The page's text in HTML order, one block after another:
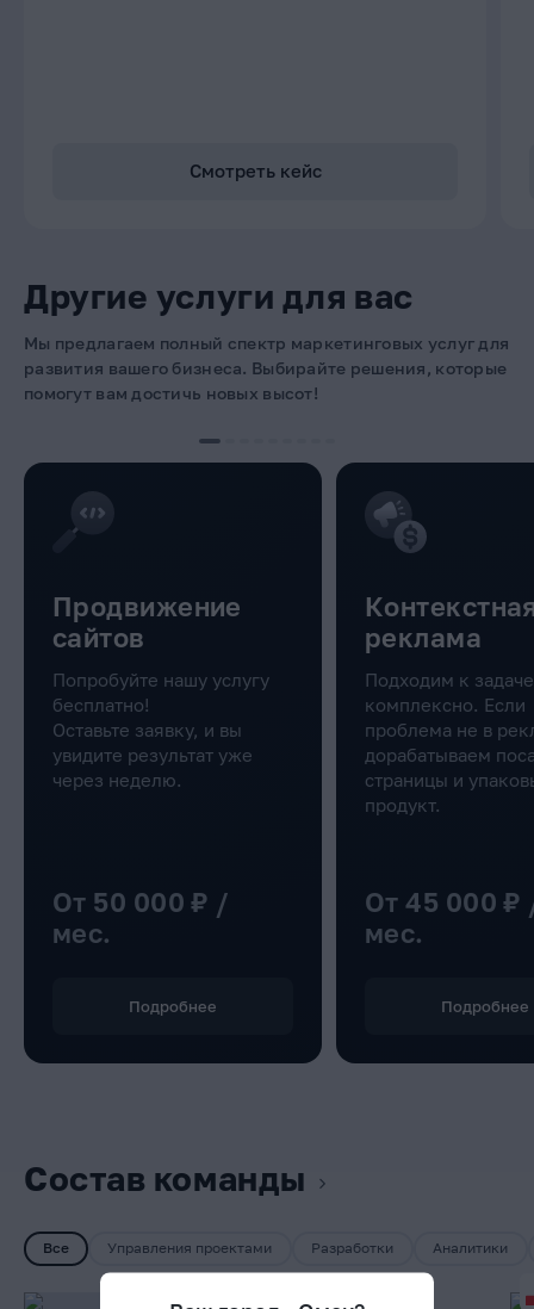
Смотреть кейс
Другие услуги для вас
Мы предлагаем полный спектр маркетинговых услуг для
развития вашего бизнеса. Выбирайте решения, которые
помогут вам достичь новых высот!
Продвижение
сайтов
Попробуйте нашу услугу
бесплатно!
Оставьте заявку, и вы
увидите результат уже
через неделю.
От 50 000 ₽ /
мес.
Подробнее
реклама
Подходим к задаче
комплексно. Если
проблема не в
дорабатываем
страницы и
продукт.
От 45 000 ₽ /
мес.
Подробнее
Состав команды
Все Управления проектами Разработки Аналитики